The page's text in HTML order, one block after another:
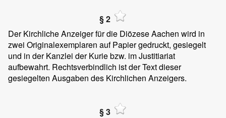
§ 2
Der Kirchliche Anzeiger für die Diözese Aachen wird in
zwei Originalexemplaren auf Papier gedruckt, gesiegelt
und in der Kanzlei der Kurie bzw. im Justitiariat
aufbewahrt. Rechtsverbindlich ist der Text dieser
gesiegelten Ausgaben des Kirchlichen Anzeigers.
§ 3